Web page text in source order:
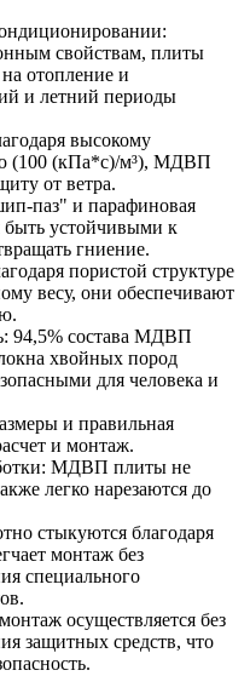
свойствам, плиты
отопление и
и летний периоды
высокому
(100 (кПа*с)/м³), МДВП
от ветра.
паз" и парафиновая
быть устойчивыми к
гниение.
пористой структуре
весу, они обеспечивают
94,5% состава МДВП
хвойных пород
для человека и
и правильная
и монтаж.
МДВП плиты не
легко нарезаются до
стыкуются благодаря
монтаж без
специального
осуществляется без
защитных средств, что